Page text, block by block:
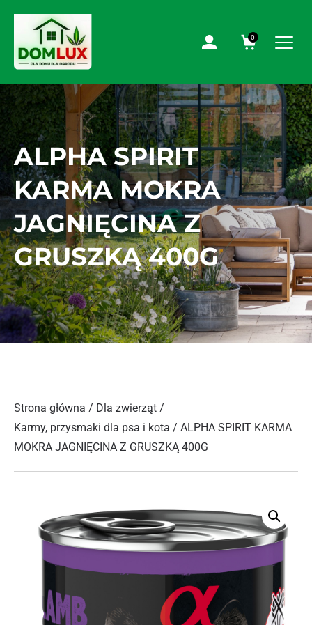
0
ALPHA SPIRIT
KARMA MOKRA
JAGNIĘCINA Z
GRUSZKĄ 400G
Strona główna / Dla zwierząt /
Karmy, przysmaki dla psa i kota / ALPHA SPIRIT KARMA
MOKRA JAGNIĘCINA Z GRUSZKĄ 400G